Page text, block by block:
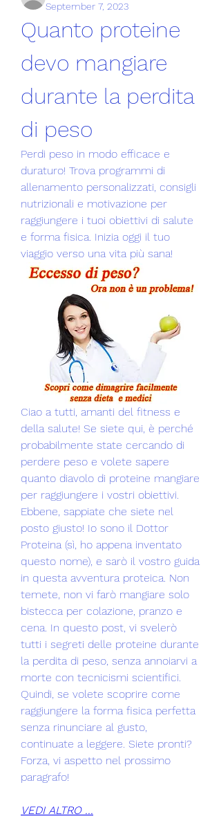
September 7, 2023
Quanto proteine ​​
devo mangiare
durante la perdita
di peso
Perdi peso in modo efficace e
duraturo! Trova programmi di
allenamento personalizzati, consigli
nutrizionali e motivazione per
raggiungere i tuoi obiettivi di salute
e forma fisica. Inizia oggi il tuo
viaggio verso una vita più sana!
Ciao a tutti, amanti del fitness e
della salute! Se siete qui, è perché
probabilmente state cercando di
perdere peso e volete sapere
quanto diavolo di proteine mangiare
per raggiungere i vostri obiettivi.
Ebbene, sappiate che siete nel
posto giusto! Io sono il Dottor
Proteina (sì, ho appena inventato
questo nome), e sarò il vostro guida
in questa avventura proteica. Non
temete, non vi farò mangiare solo
bistecca per colazione, pranzo e
cena. In questo post, vi svelerò
tutti i segreti delle proteine durante
la perdita di peso, senza annoiarvi a
morte con tecnicismi scientifici.
Quindi, se volete scoprire come
raggiungere la forma fisica perfetta
senza rinunciare al gusto,
continuate a leggere. Siete pronti?
Forza, vi aspetto nel prossimo
paragrafo!
VEDI ALTRO ...